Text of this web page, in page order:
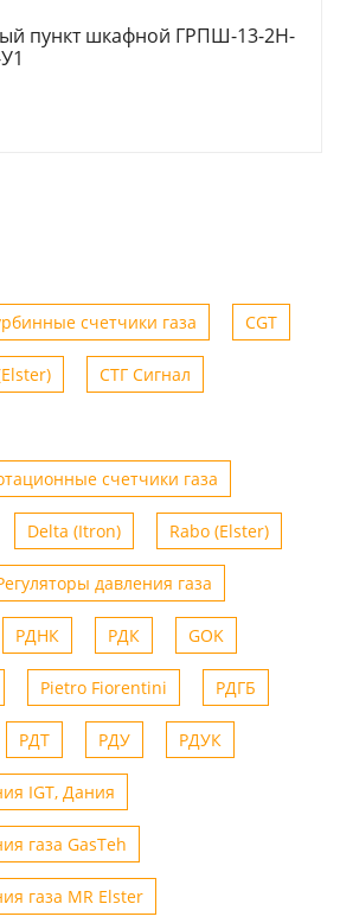
пункт шкафной ГРПШ-13-2Н-
счетчики газа CGT
СТГ Сигнал
счетчики газа
Delta (Itron) Rabo (Elster)
давления газа
РДНК РДК GOK
Рietro Fiorentini РДГБ
РДТ РДУ РДУК
IGT, Дания
газа GasTeh
газа MR Elster